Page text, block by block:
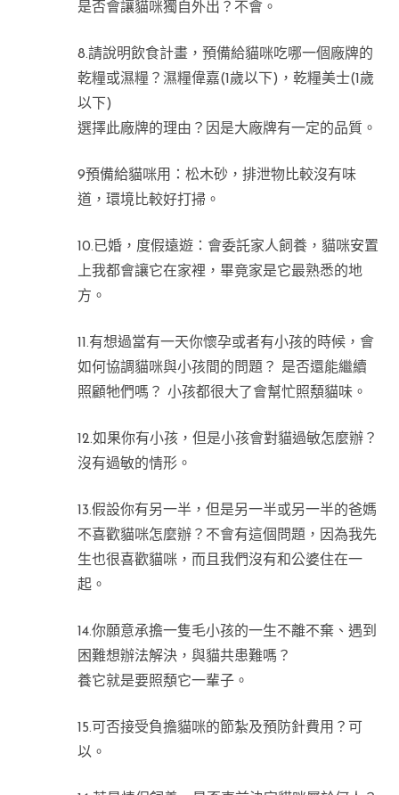
是否會讓貓咪獨自外出？不會。
8.請說明飲食計畫，預備給貓咪吃哪一個廠牌的
乾糧或濕糧？濕糧偉嘉(1歲以下)，乾糧美士(1歲
以下)
選擇此廠牌的理由？因是大廠牌有一定的品質。
9預備給貓咪用：松木砂，排泄物比較沒有味
道，環境比較好打掃。
10.已婚，度假遠遊：會委託家人飼養，貓咪安置
上我都會讓它在家裡，畢竟家是它最熟悉的地
方。
11.有想過當有一天你懷孕或者有小孩的時候，會
如何協調貓咪與小孩間的問題？ 是否還能繼續
照顧牠們嗎？ 小孩都很大了會幫忙照頺貓味。
12.如果你有小孩，但是小孩會對貓過敏怎麼辦？
沒有過敏的情形。
13.假設你有另一半，但是另一半或另一半的爸媽
不喜歡貓咪怎麼辦？不會有這個問題，因為我先
生也很喜歡貓咪，而且我們沒有和公婆住在一
起。
14.你願意承擔一隻毛小孩的一生不離不棄、遇到
困難想辦法解決，與貓共患難嗎？
養它就是要照頺它一輩子。
15.可否接受負擔貓咪的節紮及預防針費用？可
以。